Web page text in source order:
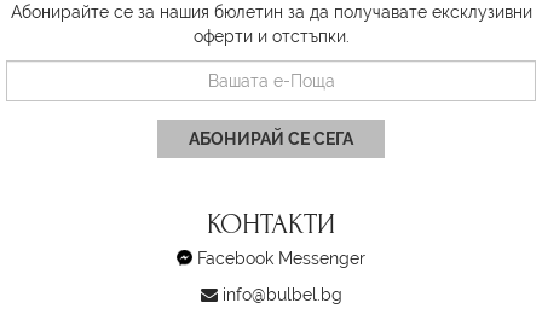
Абонирайте се за нашия бюлетин за да получавате ексклузивни
оферти и отстъпки.
АБОНИРАЙ СЕ СЕГА
КОНТАКТИ
Facebook Messenger
info@bulbel.bg